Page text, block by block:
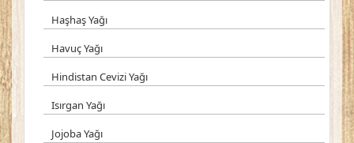
Haşhaş Yağı
Havuç Yağı
Hindistan Cevizi Yağı
Isırgan Yağı
Jojoba Yağı